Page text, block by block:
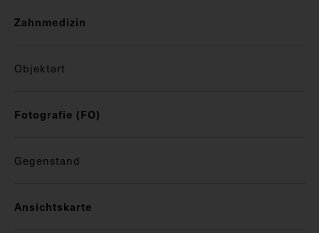
Zahnmedizin
Objektart
Fotografie (FO)
Gegenstand
Ansichtskarte